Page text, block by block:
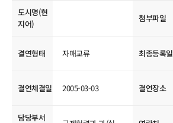
도시명(현
지어)
첨부파일
결연형태 자매교류 최종등록일
결연체결일 2005-03-03 결연장소
담당부서